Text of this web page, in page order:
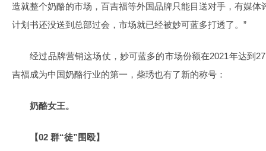
造就整个奶酪的市场，百吉福等外国品牌只能目送对手，有媒体
计划书还没送到总部过会，市场就已经被妙可蓝多打透了。”
经过品牌营销这场仗，妙可蓝多的市场份额在2021年达到
吉福成为中国奶酪行业的第一，柴琇也有了新的称号：
奶酪女王。
【02 群“徒”围殴】